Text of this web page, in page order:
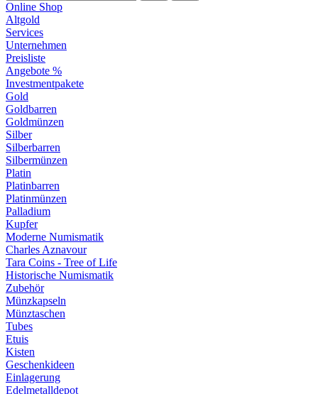
Online Shop
Altgold
Services
Unternehmen
Preisliste
Angebote %
Investmentpakete
Gold
Goldbarren
Goldmünzen
Silber
Silberbarren
Silbermünzen
Platin
Platinbarren
Platinmünzen
Palladium
Kupfer
Moderne Numismatik
Charles Aznavour
Tara Coins - Tree of Life
Historische Numismatik
Zubehör
Münzkapseln
Münztaschen
Tubes
Etuis
Kisten
Geschenkideen
Einlagerung
Edelmetalldepot